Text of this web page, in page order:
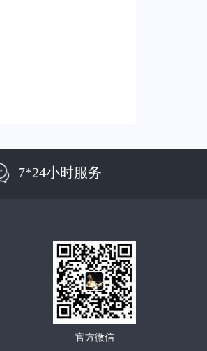
7*24小时服务
官方微信